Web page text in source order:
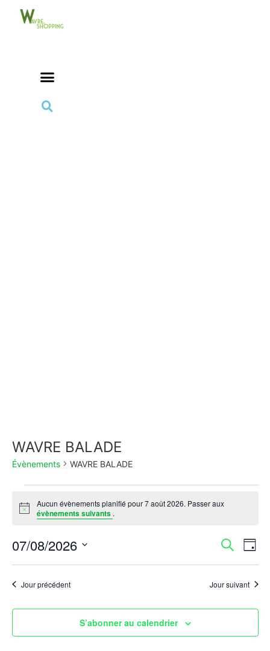
WAVRE BALADE
Évènements WAVRE BALADE
Notice
Aucun évènements planifié pour 7 août 2026. Passer aux
évènements suivants .
et
de
vues
Recherche
de
Jour
07/08/2026
une
date.Jour précédent Jour suivant
S’abonner au calendrier